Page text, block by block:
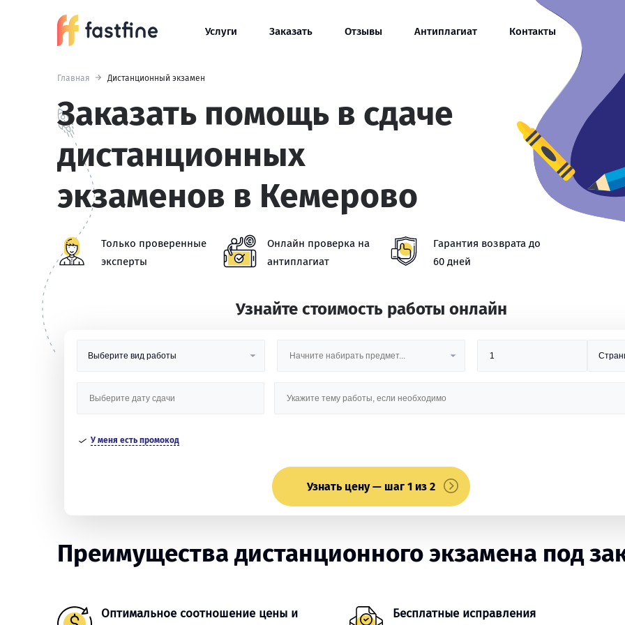
Услуги Заказать Отзывы Антиплагиат Контакты
Главная Дистанционный экзамен
Заказать помощь в сдаче
дистанционных
экзаменов в Кемерово
Только проверенные
эксперты
Онлайн проверка на
антиплагиат
Гарантия возврата до
60 дней
Узнайте стоимость работы онлайн
У меня есть промокод
Узнать цену — шаг 1 из 2
Преимущества дистанционного экзамена под
Оптимальное соотношение цены и
Бесплатные исправления